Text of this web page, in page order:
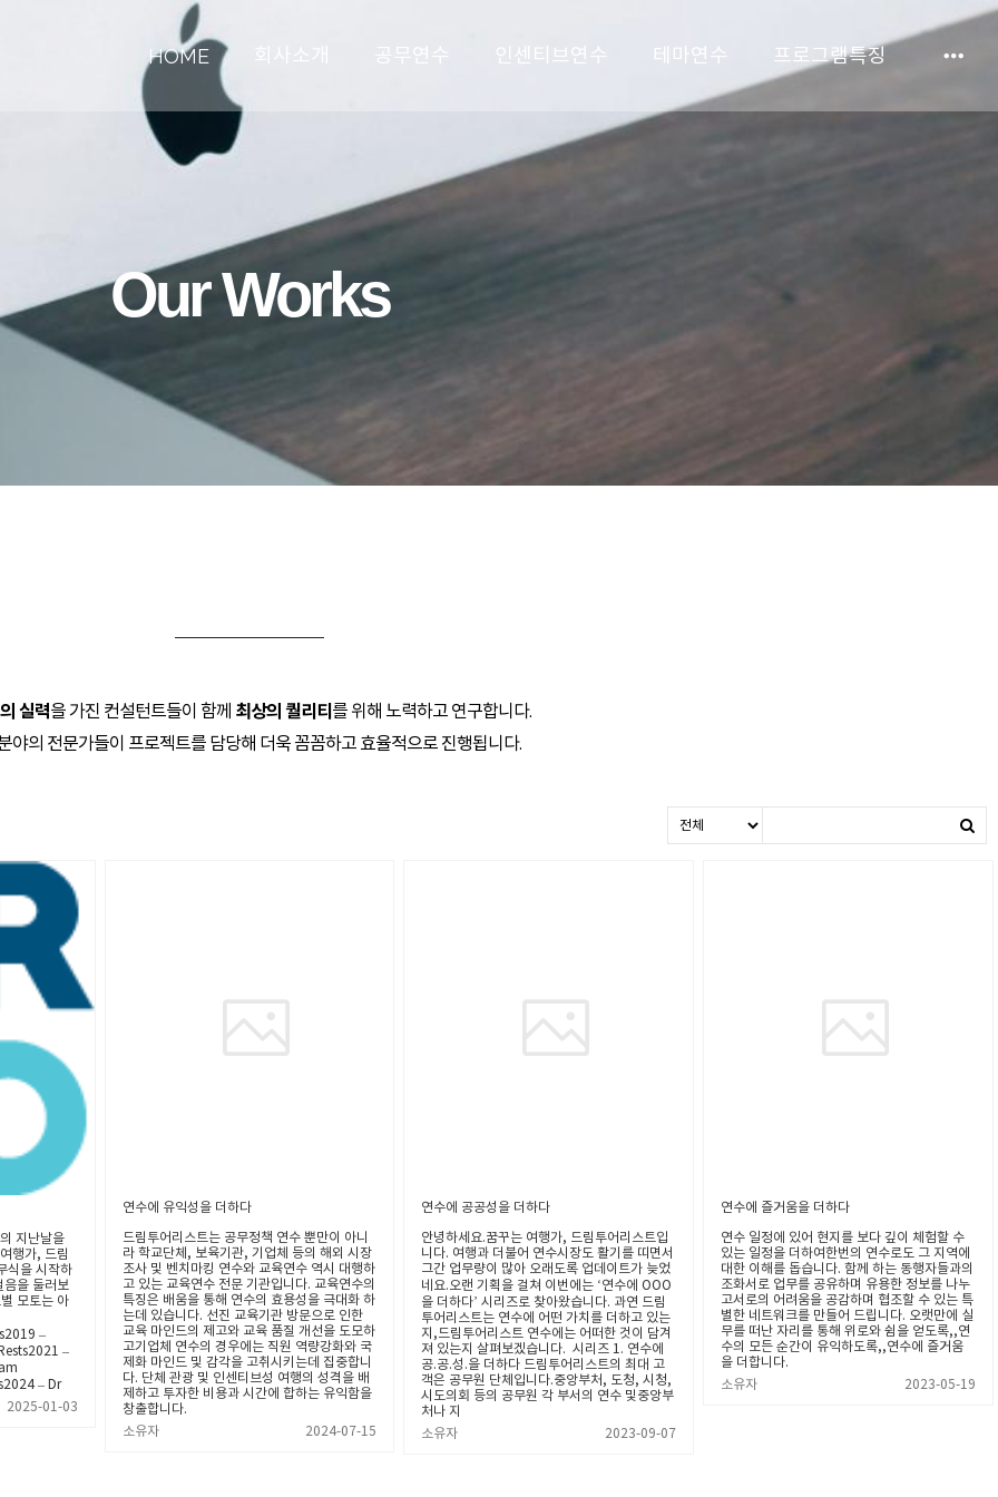
HOME 공무연수 인센티브연수 테마연수 프로그램특징
Our Works
실력을 가진 컨설턴트들이 함께 최상의 퀄리티 를 위해 노력하고 연구합니다.
야의 전문가들이 프로젝트를 담당해 더욱 꼼꼼하고 효율적으로 진행됩니다.
지난날을
행가, 드림
식을 시작하
음을 둘러보
모토는 아
–
–
– Dr
2025-01-03
연수에 유익성을 더하다
드림투어리스트는 공무정책 연수 뿐만이 아니
라 학교단체, 보육기관, 기업체 등의 해외 시장
조사 및 벤치마킹 연수와 교육연수 역시 대행하
고 있는 교육연수 전문 기관입니다. 교육연수의
특징은 배움을 통해 연수의 효용성을 극대화 하
는데 있습니다. 선진 교육기관 방문으로 인한
교육 마인드의 제고와 교육 품질 개선을 도모하
고기업체 연수의 경우에는 직원 역량강화와 국
제화 마인드 및 감각을 고취시키는데 집중합니
다. 단체 관광 및 인센티브성 여행의 성격을 배
제하고 투자한 비용과 시간에 합하는 유익함을
창출합니다.
소유자
2024-07-15
연수에 공공성을 더하다
안녕하세요.꿈꾸는 여행가, 드림투어리스트입
니다. 여행과 더불어 연수시장도 활기를 띠면서
그간 업무량이 많아 오래도록 업데이트가 늦었
네요.오랜 기획을 걸쳐 이번에는 ‘연수에 OOO
을 더하다’ 시리즈로 찾아왔습니다. 과연 드림
투어리스트는 연수에 어떤 가치를 더하고 있는
지,드림투어리스트 연수에는 어떠한 것이 담겨
져 있는지 살펴보겠습니다. 시리즈 1. 연수에
공.공.성.을 더하다 드림투어리스트의 최대 고
객은 공무원 단체입니다.중앙부처, 도청, 시청,
시도의회 등의 공무원 각 부서의 연수 및중앙부
처나 지
소유자
2023-09-07
연수에 즐거움을 더하다
연수 일정에 있어 현지를 보다 깊이 체험할 수
있는 일정을 더하여한번의 연수로도 그 지역에
대한 이해를 돕습니다. 함께 하는 동행자들과의
조화서로 업무를 공유하며 유용한 정보를 나누
고서로의 어려움을 공감하며 협조할 수 있는 특
별한 네트워크를 만들어 드립니다. 오랫만에 실
무를 떠난 자리를 통해 위로와 쉼을 얻도록,,연
수의 모든 순간이 유익하도록,,연수에 즐거움
을 더합니다.
소유자
2023-05-19